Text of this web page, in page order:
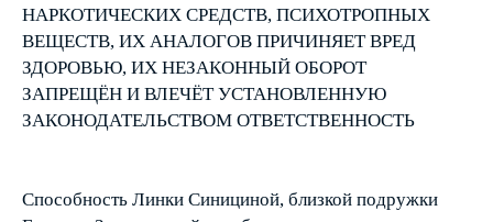
НАРКОТИЧЕСКИХ СРЕДСТВ, ПСИХОТРОПНЫХ
ВЕЩЕСТВ, ИХ АНАЛОГОВ ПРИЧИНЯЕТ ВРЕД
ЗДОРОВЬЮ, ИХ НЕЗАКОННЫЙ ОБОРОТ
ЗАПРЕЩЁН И ВЛЕЧЁТ УСТАНОВЛЕННУЮ
ЗАКОНОДАТЕЛЬСТВОМ ОТВЕТСТВЕННОСТЬ
Способность Линки Синициной, близкой подружки